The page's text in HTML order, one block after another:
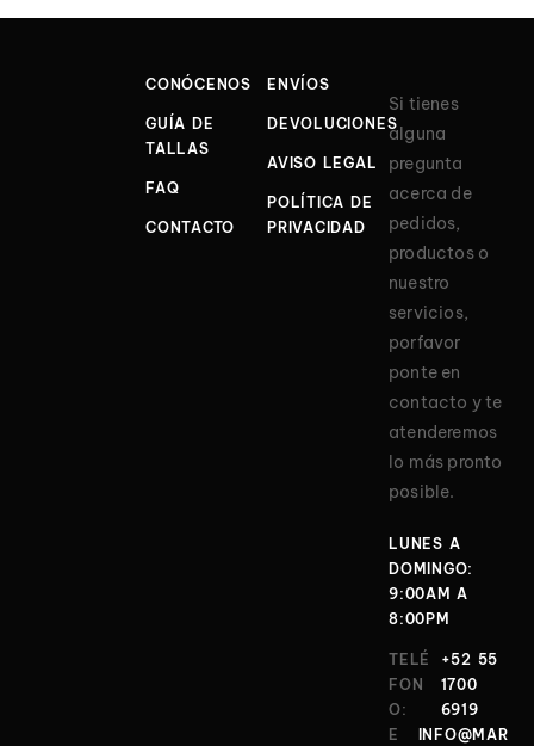
CONÓCENOS
GUÍA DE
TALLAS
FAQ
CONTACTO
ENVÍOS
DEVOLUCIONES
AVISO LEGAL
POLÍTICA DE
PRIVACIDAD
Si tienes
alguna
pregunta
acerca de
pedidos,
productos o
nuestro
servicios,
porfavor
ponte en
contacto y te
atenderemos
lo más pronto
posible.
LUNES A
DOMINGO:
9:00AM A
8:00PM
TELÉ
FON
O:
+52 55
1700
6919
E
INFO@MAR